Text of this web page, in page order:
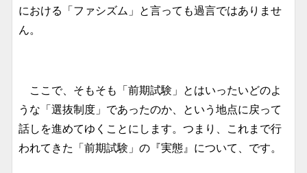
における「ファシズム」と言っても過言ではありませ
ん。
ここで、そもそも「前期試験」とはいったいどのよ
うな「選抜制度」であったのか、という地点に戻って
話しを進めてゆくことにします。つまり、これまで行
われてきた「前期試験」の『実態』について、です。